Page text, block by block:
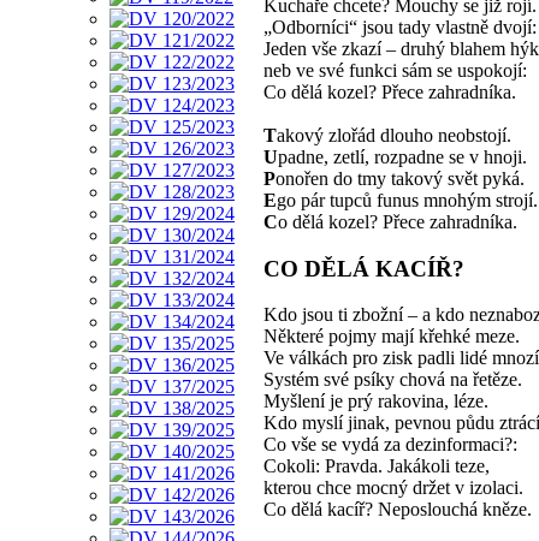
Kuchaře chcete? Mouchy se již rojí.
„Odborníci“ jsou tady vlastně dvojí:
Jeden vše zkazí – druhý blahem
neb ve své funkci sám se uspokojí:
Co dělá kozel? Přece zahradníka.
Takový zlořád dlouho neobstojí.
Upadne, zetlí, rozpadne se v hnoji.
Ponořen do tmy takový svět pyká.
Ego pár tupců funus mnohým strojí.
Co dělá kozel? Přece zahradníka.
CO DĚLÁ KACÍŘ?
Kdo jsou ti zbožní – a kdo
Některé pojmy mají křehké meze.
Ve válkách pro zisk padli lidé
Systém své psíky chová na řetěze.
Myšlení je prý rakovina, léze.
Kdo myslí jinak, pevnou půdu
Co vše se vydá za dezinformaci?:
Cokoli: Pravda. Jakákoli teze,
kterou chce mocný držet v izolaci.
Co dělá kacíř? Neposlouchá kněze.